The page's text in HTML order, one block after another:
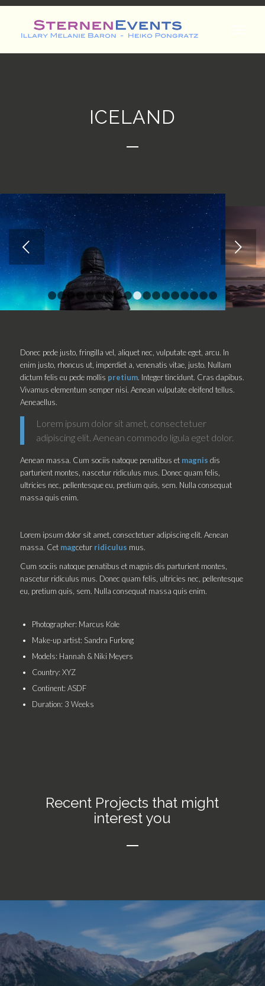
ICELAND
Weiter
1 2 3 4 5 6 7 8 9 10111213141516
Donec pede justo, fringilla vel, aliquet nec, vulputate eget, arcu. In
enim justo, rhoncus ut, imperdiet a, venenatis vitae, justo. Nullam
dictum felis eu pede mollis pretium. Integer tincidunt. Cras dapibus.
Vivamus elementum semper nisi. Aenean vulputate eleifend tellus.
Aeneaellus.
Lorem ipsum dolor sit amet, consectetuer
adipiscing elit. Aenean commodo ligula eget dolor.
Aenean massa. Cum sociis natoque penatibus et magnis dis
parturient montes, nascetur ridiculus mus. Donec quam felis,
ultricies nec, pellentesque eu, pretium quis, sem. Nulla consequat
massa quis enim.
Lorem ipsum dolor sit amet, consectetuer adipiscing elit. Aenean
massa. Cet magcetur ridiculus mus.
Cum sociis natoque penatibus et magnis dis parturient montes,
nascetur ridiculus mus. Donec quam felis, ultricies nec, pellentesque
eu, pretium quis, sem. Nulla consequat massa quis enim.
Photographer: Marcus Kole
Make-up artist: Sandra Furlong
Models: Hannah & Niki Meyers
Country: XYZ
Continent: ASDF
Duration: 3 Weeks
Recent Projects that might
interest you